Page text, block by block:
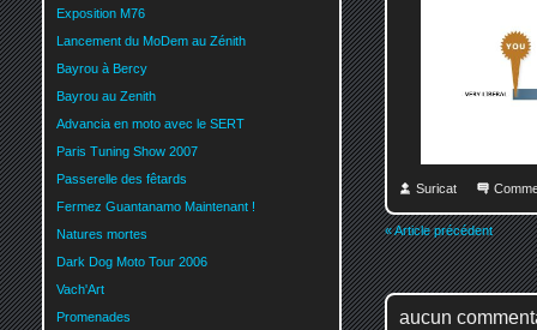
Suricat
« Article précédent
aucun
Exposition M76
Lancement du MoDem au Zénith
Bayrou à Bercy
Bayrou au Zenith
Advancia en moto avec le SERT
Paris Tuning Show 2007
Passerelle des fêtards
Fermez Guantanamo Maintenant !
Natures mortes
Dark Dog Moto Tour 2006
Vach'Art
Promenades